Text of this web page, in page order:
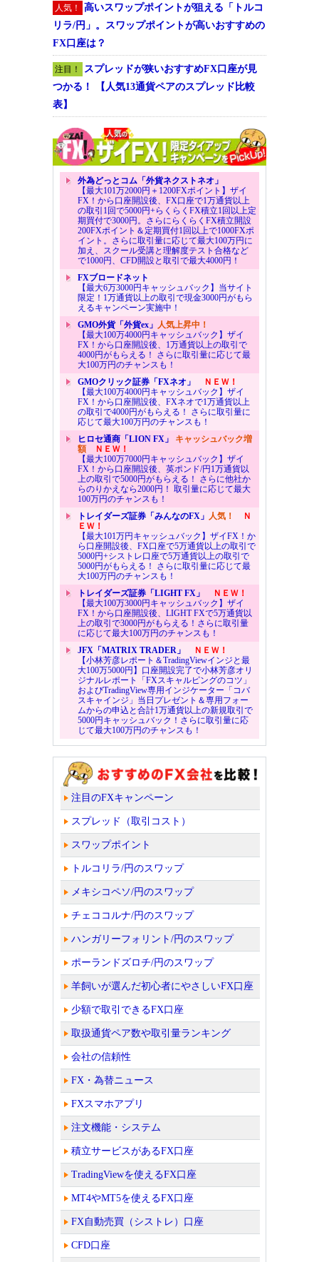
人気！
高いスワップポイントが狙える「トルコ
リラ/円」。スワップポイントが高いおすすめの
FX口座は？
注目！
スプレッドが狭いおすすめFX口座が見
つかる！ 【人気13通貨ペアのスプレッド比較
表】
外為どっとコム「外貨ネクストネオ」
【最大101万2000円＋1200FXポイント】ザイ
FX！から口座開設後、FX口座で1万通貨以上
の取引1回で5000円+らくらくFX積立1回以上定
期買付で3000円。さらにらくらくFX積立開設
200FXポイント＆定期買付1回以上で1000FXポ
イント。さらに取引量に応じて最大100万円に
加え、スクール受講と理解度テスト合格など
で1000円、CFD開設と取引で最大4000円！
FXブロードネット
【最大6万3000円キャッシュバック】当サイト
限定！1万通貨以上の取引で現金3000円がもら
えるキャンペーン実施中！
GMO外貨「外貨ex」 人気上昇中！
【最大100万4000円キャッシュバック】ザイ
FX！から口座開設後、1万通貨以上の取引で
4000円がもらえる！ さらに取引量に応じて最
大100万円のチャンスも！
GMOクリック証券「FXネオ」
ＮＥＷ！
【最大100万4000円キャッシュバック】ザイ
FX！から口座開設後、FXネオで1万通貨以上
の取引で4000円がもらえる！ さらに取引量に
応じて最大100万円のチャンスも！
ヒロセ通商「LION FX」 キャッシュバック増
額ＮＥＷ！
【最大100万7000円キャッシュバック】ザイ
FX！から口座開設後、英ポンド/円1万通貨以
上の取引で5000円がもらえる！ さらに他社か
らのりかえなら2000円！ 取引量に応じて最大
100万円のチャンスも！
トレイダーズ証券「みんなのFX」 人気！
Ｎ
ＥＷ！
【最大101万円キャッシュバック】ザイFX！か
ら口座開設後、FX口座で5万通貨以上の取引で
5000円+シストレ口座で5万通貨以上の取引で
5000円がもらえる！ さらに取引量に応じて最
大100万円のチャンスも！
トレイダーズ証券「LIGHT FX」
ＮＥＷ！
【最大100万3000円キャッシュバック】ザイ
FX！から口座開設後、LIGHT FXで5万通貨以
上の取引で3000円がもらえる！さらに取引量
に応じて最大100万円のチャンスも！
JFX「MATRIX TRADER」
ＮＥＷ！
【小林芳彦レポート＆TradingViewインジと最
大100万5000円】口座開設完了で小林芳彦オリ
ジナルレポート「FXスキャルピングのコツ」
およびTradingView専用インジケーター「コバ
スキャインジ」当日プレゼント＆専用フォー
ムからの申込と合計1万通貨以上の新規取引で
5000円キャッシュバック！さらに取引量に応
じて最大100万円のチャンスも！
注目のFXキャンペーン
スプレッド（取引コスト）
スワップポイント
トルコリラ/円のスワップ
メキシコペソ/円のスワップ
チェココルナ/円のスワップ
ハンガリーフォリント/円のスワップ
ポーランドズロチ/円のスワップ
羊飼いが選んだ初心者にやさしいFX口座
少額で取引できるFX口座
取扱通貨ペア数や取引量ランキング
会社の信頼性
FX・為替ニュース
FXスマホアプリ
注文機能・システム
積立サービスがあるFX口座
TradingViewを使えるFX口座
MT4やMT5を使えるFX口座
FX自動売買（シストレ）口座
CFD口座